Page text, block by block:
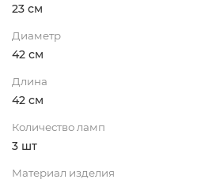
23 см
Диаметр
42 см
Длина
42 см
Количество ламп
3 шт
Материал изделия